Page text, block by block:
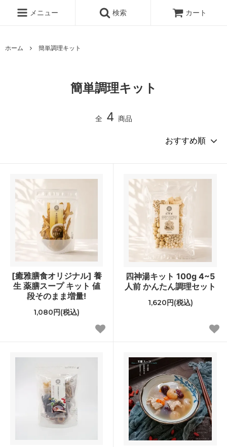
メニュー 検索 カート
ホーム 簡単調理キット
簡単調理キット
全 4 商品
[癒雅膳食オリジナル] 養
生 薬膳スープ キット 値
段そのまま増量!
1,080円(税込)
四神湯キット 100g 4~5
人前 かんたん調理セット
1,620円(税込)